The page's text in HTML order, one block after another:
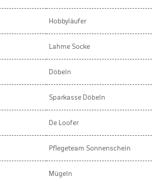
Hobbyläufer
Lahme Socke
Döbeln
Sparkasse Döbeln
De Loofer
Pflegeteam Sonnenschein
Mügeln